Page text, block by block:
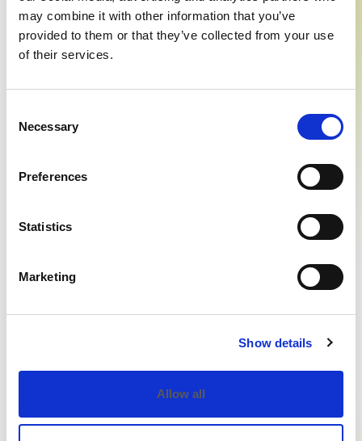
may combine it with other information that you’ve
provided to them or that they’ve collected from your use
of their services.
Selection
Necessary
Preferences
Statistics
Marketing
Show details
Allow all
Richiedi personalizzazione
Informazioni aggiuntive
Informativa (sul codice della privacy)delregolamento
Invia